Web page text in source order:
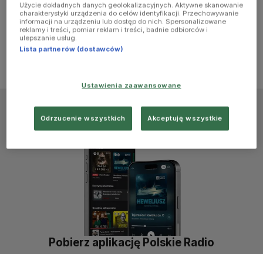
more
information)
Pobierz aplikację Polskie Radio
Użycie dokładnych danych geolokalizacyjnych. Aktywne skanowanie
charakterystyki urządzenia do celów identyfikacji. Przechowywanie
informacji na urządzeniu lub dostęp do nich. Spersonalizowane
reklamy i treści, pomiar reklam i treści, badnie odbiorców i
ulepszanie usług.
Lista partnerów (dostawców)
Ustawienia zaawansowane
Odrzucenie wszystkich Akceptuję wszystkie